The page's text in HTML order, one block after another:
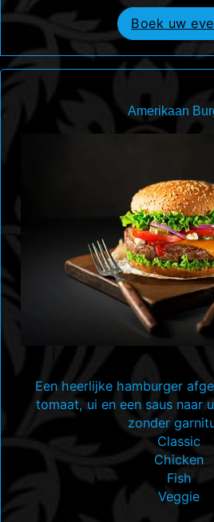
Boek uw
Amerikaan
Een heerlijke hamburger
tomaat, ui en een saus naar
zonder
Classic
Chicken
Fish
Veggie